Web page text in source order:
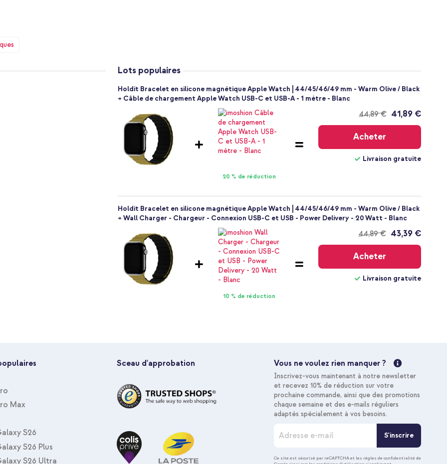
le bracelet en silicone Holdit.
Lots populaires
Holdit Bracelet en silicone magnétique Apple Watch | 44/45/46/49 mm - Warm Olive / Black
+ Câble de chargement Apple Watch USB-C et USB-A - 1 mètre - Blanc
20 % de réduction
44,89 €
Livraison
41,89 €
Acheter
Livraison gratuite
Holdit Bracelet en silicone magnétique Apple Watch | 44/45/46/49 mm - Warm Olive / Black
+ Wall Charger - Chargeur - Connexion USB-C et USB - Power Delivery - 20 Watt - Blanc
10 % de réduction
44,89 €
Livraison
43,39 €
Acheter
Livraison gratuite
Max
S26
S26 Plus
S26 Ultra
Sceau d'approbation Vous ne voulez rien manquer ?
Inscrivez-vous maintenant à notre newsletter
et recevez 10% de réduction sur votre
prochaine commande, ainsi que des promotions
chaque semaine et des e-mails réguliers
adaptés spécialement à vos besoins.
c
S'inscrire
Ce site est sécurisé par reCAPTCHA et les règles de confidentialité de